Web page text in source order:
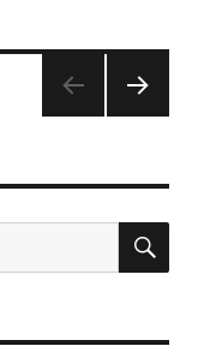
STR
ONA